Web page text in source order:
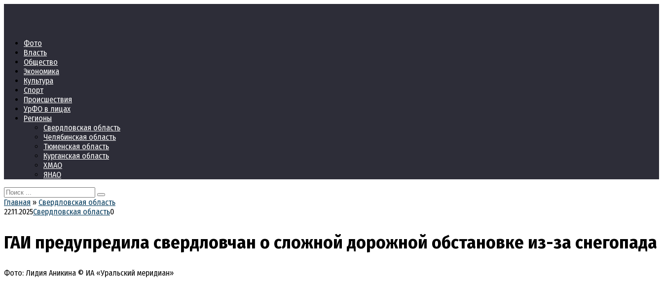
Фото
Власть
Общество
Экономика
Культура
Спорт
Происшествия
УрФО в лицах
Регионы
Свердловская область
Челябинская область
Тюменская область
Курганская область
ХМАО
ЯНАО
Search
for:
Главная » Свердловская область
22.11.2025Свердловская область0
ГАИ предупредила свердловчан о сложной дорожной обстановке из-за снегопада
Фото: Лидия Аникина © ИА «Уральский меридиан»